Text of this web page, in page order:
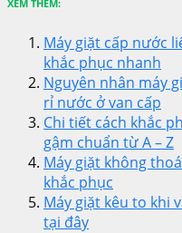
XEM THÊM:
Máy giặt cấp nước
khắc phục nhanh
Nguyên nhân máy
rỉ nước ở van cấp
Chi tiết cách khắc
gậm chuẩn từ A – Z
Máy giặt không
khắc phục
Máy giặt kêu to khi
tại đây